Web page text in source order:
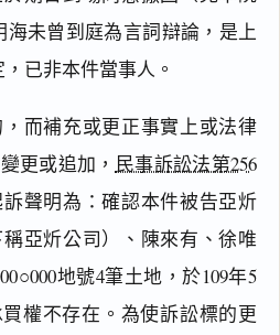
海未曾到庭為言詞辯論，是上
已非本件當事人。
而補充或更正事實上或法律
更或追加， 民事訴訟法第256
聲明為：確認本件被告亞炘
亞炘公司）、陳來有、徐唯
地號4筆土地，於109年5
權不存在。為使訴訟標的更